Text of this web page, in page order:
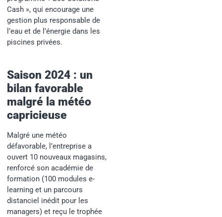
Cash », qui encourage une
gestion plus responsable de
l’eau et de l’énergie dans les
piscines privées.
Saison 2024 : un
bilan favorable
malgré la météo
capricieuse
Malgré une météo
défavorable, l’entreprise a
ouvert 10 nouveaux magasins,
renforcé son académie de
formation (100 modules e-
learning et un parcours
distanciel inédit pour les
managers) et reçu le trophée